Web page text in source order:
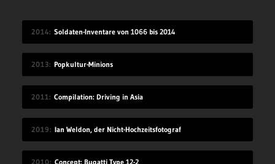
2014 Soldaten-Inventare von 1066 bis 2014
2013 Popkultur-Minions
2011 Compilation: Driving in Asia
2019 Ian Weldon, der Nicht-Hochzeitsfotograf
2010 Concept: Bugatti Type 12-2